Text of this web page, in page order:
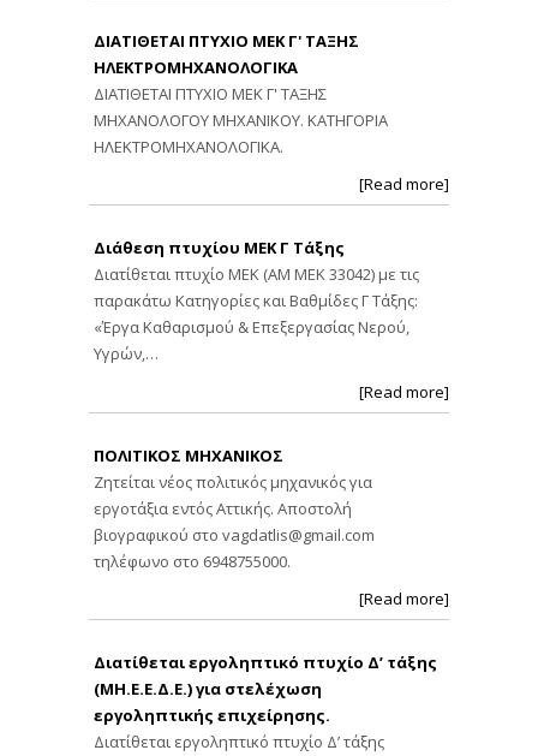
ΔΙΑΤΙΘΕΤΑΙ ΠΤΥΧΙΟ ΜΕΚ Γ' ΤΑΞΗΣ
ΗΛΕΚΤΡΟΜΗΧΑΝΟΛΟΓΙΚΑ
ΔΙΑΤΙΘΕΤΑΙ ΠΤΥΧΙΟ ΜΕΚ Γ' ΤΑΞΗΣ
ΜΗΧΑΝΟΛΟΓΟΥ ΜΗΧΑΝΙΚΟΥ. ΚΑΤΗΓΟΡΙΑ
ΗΛΕΚΤΡΟΜΗΧΑΝΟΛΟΓΙΚΑ.
[Read more]
Διάθεση πτυχίου ΜΕΚ Γ Τάξης
Διατίθεται πτυχίο ΜΕΚ (ΑΜ ΜΕΚ 33042) με τις
παρακάτω Κατηγορίες και Βαθμίδες Γ Τάξης:
«Έργα Καθαρισμού & Επεξεργασίας Νερού,
Υγρών,…
[Read more]
ΠΟΛΙΤΙΚΟΣ ΜΗΧΑΝΙΚΟΣ
Ζητείται νέος πολιτικός μηχανικός για
εργοτάξια εντός Αττικής. Αποστολή
βιογραφικού στο vagdatlis@gmail.com
τηλέφωνο στο 6948755000.
[Read more]
Διατίθεται εργοληπτικό πτυχίο Δ’ τάξης
(ΜΗ.Ε.Ε.Δ.Ε.) για στελέχωση
εργοληπτικής επιχείρησης.
Διατίθεται εργοληπτικό πτυχίο Δ’ τάξης